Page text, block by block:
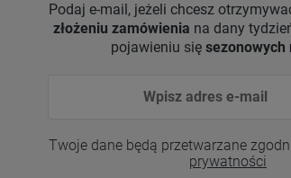
Podaj e-mail, jeżeli chcesz
złożeniu zamówienia na dany
pojawieniu się sezonowych
Twoje dane będą przetwarzane
prywatności